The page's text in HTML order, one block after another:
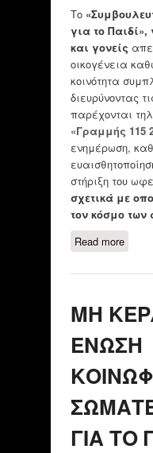
Το
για το
και γονείς
οικογένεια
κοινότητα
διευρύνοντας
παρέχονται
«Γραμμής 115
ενημέρωση,
στήριξη του
σχετικά με
τον κόσμο των
Read more
ΓΙΑ
ΜΗ
ΕΝΩΣΗ
ΓΙΑ ΤΟ